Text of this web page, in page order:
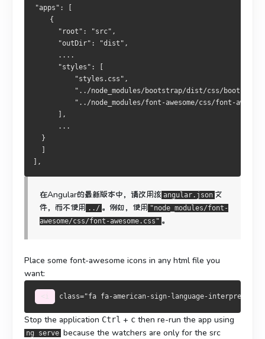
"apps": [
    {
      "root": "src",
      "outDir": "dist",
      ....
      "styles": [
          "styles.css",
"../node_modules/bootstrap/dist/css/
"../node_modules/font-awesome/css/font-
      ],
      ...
  }
],
在Angular的最新版本中，请改用该 angular.json 文
件，而不使用 ../ 。 例如，使用 "node_modules/font-
awesome/css/font-awesome.css" 。
Place some font-awesome icons in any html file you
want:
<i class="fa fa-american-sign-language-interpreting
Stop the application Ctrl + c then re-run the app using
ng serve because the watchers are only for the src